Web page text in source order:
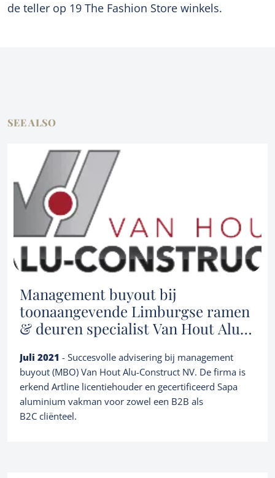
de teller op 19 The Fashion Store winkels.
SEE ALSO
Management buyout bij
toonaangevende Limburgse ramen
& deuren specialist Van Hout Alu-
Juli 2021 - Succesvolle advisering bij management
buyout (MBO) Van Hout Alu-Construct NV. De firma is
erkend Artline licentiehouder en gecertificeerd Sapa
aluminium vakman voor zowel een B2B als
B2C cliënteel.